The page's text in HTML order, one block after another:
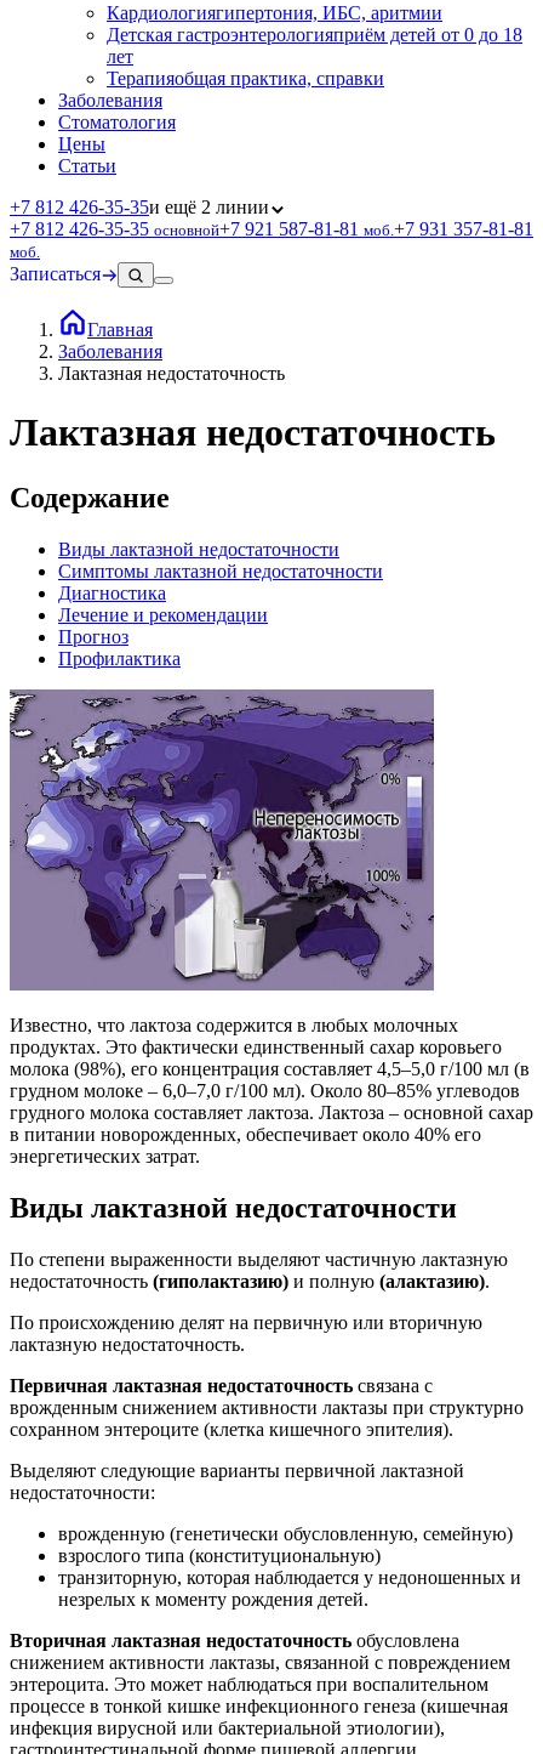
Кардиологиягипертония, ИБС, аритмии
Детская гастроэнтерологияприём детей от 0 до 18
лет
Терапияобщая практика, справки
Заболевания
Стоматология
Цены
Статьи
+7 812 426‑35‑35и ещё 2 линии
+7 812 426‑35‑35 основной+7 921 587‑81‑81 моб. +7 931 357‑81‑81
моб.
Записаться
Главная
Заболевания
Лактазная недостаточность
Лактазная недостаточность
Содержание
Виды лактазной недостаточности
Симптомы лактазной недостаточности
Диагностика
Лечение и рекомендации
Прогноз
Профилактика
Известно, что лактоза содержится в любых молочных
продуктах. Это фактически единственный сахар коровьего
молока (98%), его концентрация составляет 4,5–5,0 г/100 мл (в
грудном молоке – 6,0–7,0 г/100 мл). Около 80–85% углеводов
грудного молока составляет лактоза. Лактоза – основной сахар
в питании новорожденных, обеспечивает около 40% его
энергетических затрат.
Виды лактазной недостаточности
По степени выраженности выделяют частичную лактазную
недостаточность (гиполактазию) и полную (алактазию).
По происхождению делят на первичную или вторичную
лактазную недостаточность.
Первичная лактазная недостаточность связана с
врожденным снижением активности лактазы при структурно
сохранном энтероците (клетка кишечного эпителия).
Выделяют следующие варианты первичной лактазной
недостаточности:
врожденную (генетически обусловленную, семейную)
взрослого типа (конституциональную)
транзиторную, которая наблюдается у недоношенных и
незрелых к моменту рождения детей.
Вторичная лактазная недостаточность обусловлена
снижением активности лактазы, связанной с повреждением
энтероцита. Это может наблюдаться при воспалительном
процессе в тонкой кишке инфекционного генеза (кишечная
инфекция вирусной или бактериальной этиологии),
гастроинтестинальной форме пищевой аллергии